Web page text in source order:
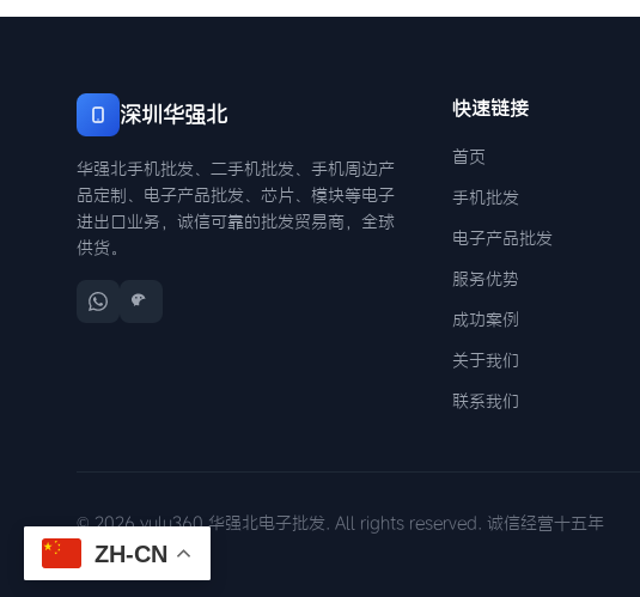
深圳华强北
华强北手机批发、二手机批发、手机周边产
品定制、电子产品批发、芯片、模块等电子
进出口业务，诚信可靠的批发贸易商，全球
供货。
快速链接
首页
手机批发
电子产品批发
服务优势
成功案例
关于我们
联系我们
© 2026 yulu360 华强北电子批发. All rights reserved. 诚信经营十五年
ZH-CN